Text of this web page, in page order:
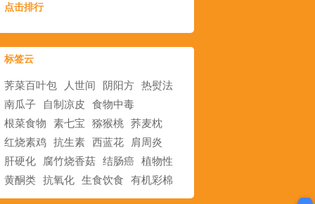
点击排行
标签云
荠菜百叶包 人世间 阴阳方 热熨法
南瓜子
自制凉皮
食物中毒
根菜食物
素七宝 猕猴桃 荞麦枕
红烧素鸡 抗生素 西蓝花
肩周炎
肝硬化
腐竹烧香菇 结肠癌 植物性
黄酮类 抗氧化 生食饮食 有机彩棉